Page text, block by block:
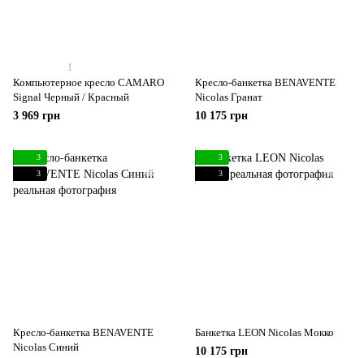
1
Компьютерное кресло CAMARO
Signal Черный / Красный
3 969 грн
Кресло-банкетка BENAVENTE
Nicolas Гранат
10 175 грн
3
3
Кресло-банкетка BENAVENTE
Nicolas Синий
3
3
Банкетка LEON Nicolas Мокко
10 175 грн